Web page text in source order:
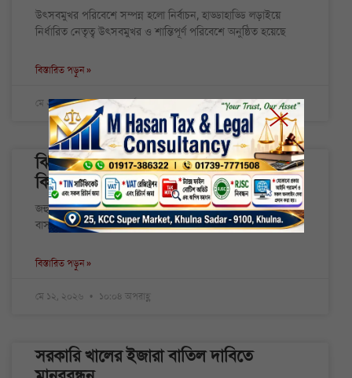
উৎসবমুখর পরিবেশে সম্পন্ন হলো নির্বাচন, হাড্ডাহাড্ডি লড়াইয়ে
নির্ধারিত নেতৃত্ব উৎসবমুখর ও শান্তিপূর্ণ পরিবেশে অনুষ্ঠিত হয়েছে
বিস্তারিত পড়ুন »
মে ২৫, ২০২৬ ১২:১৪ পূর্বাহ্ণ
ঝিনাইদহে শতবর্ষী বটগাছে রেস্তোরাঁ, পাখির
কিচিরমিচির হারিয়ে গেছে মানুষের কোলাহলে
জহুরুল ইসলাম জহির, ঝিনাইদহ : শতবর্ষী বটগাছটির ডালে একসময়
বাসা বাঁধত নানা পাখি। কান পাতলেই
বিস্তারিত পড়ুন »
মে ১২, ২০২৬ ১০:০৪ অপরাহ্ণ
সরকারি খালের ইজারা বাতিল দাবিতে